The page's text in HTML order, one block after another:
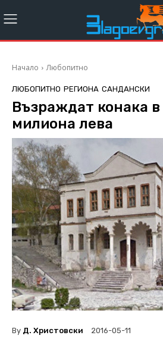
Начало Любопитно
ЛЮБОПИТНО РЕГИОНА САНДАНСКИ
Възраждат конака
милиона лева
By Д. Христовски 2016-05-11